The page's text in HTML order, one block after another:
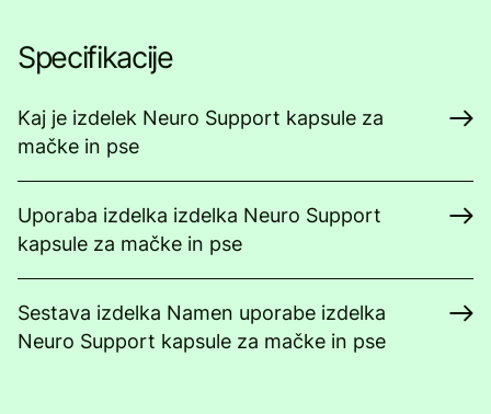
Specifikacije
Kaj je izdelek Neuro Support kapsule za
mačke in pse
Uporaba izdelka izdelka Neuro Support
kapsule za mačke in pse
Sestava izdelka Namen uporabe izdelka
Neuro Support kapsule za mačke in pse